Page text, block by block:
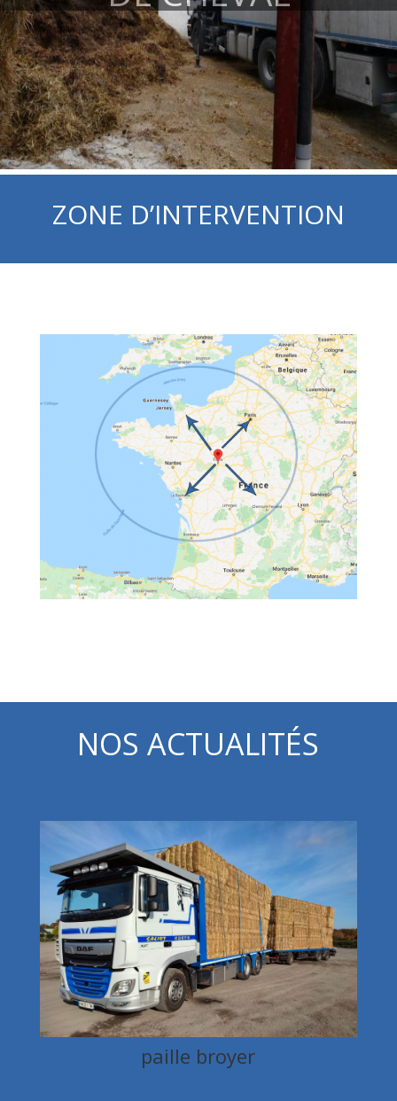
ZONE D’INTERVENTION
NOS ACTUALITÉS
paille broyer